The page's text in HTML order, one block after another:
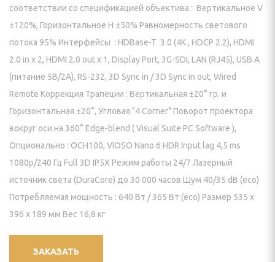
для панелей
соответствии со спецификацией объектива : Вертикальное V
±120%, Горизонтальное H ±50% Равномерность светового
потока 95% Интерфейсы : HDBase-T 3.0 (4K , HDCP 2.2), HDMI
2.0 in x 2, HDMI 2.0 out x 1, Display Port, 3G-SDI, LAN (RJ45), USB A
(питание 5В/2A), RS-232, 3D Sync in / 3D Sync in out, Wired
Remote Коррекция Трапеции : Вертикальная ±20° гр. и
Горизонтальная ±20°, Угловая "4 Corner" Поворот проектора
вокруг оси на 360° Edge-blend ( Visual Suite PC Software ),
Опционально : OCH100, VIOSO Nano 6 HDR Input lag 4,5 ms
1080p/240 Гц Full 3D IP5X Режим работы 24/7 Лазерный
источник света (DuraCore) до 30 000 часов Шум 40/35 dB (eco)
Потребляемая мощность : 640 Вт / 365 Вт (eco) Размер 535 x
396 x 189 мм Вес 16,8 кг
ЗАКАЗАТЬ